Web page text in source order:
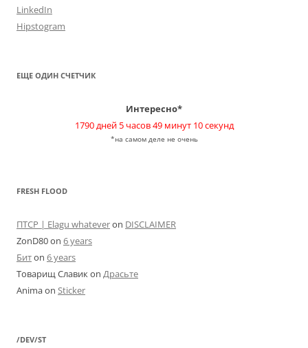
LinkedIn
Hipstogram
ЕЩЕ ОДИН СЧЕТЧИК
Интересно*
1790 дней 5 часов 49 минут 10 секунд
*на самом деле не очень
FRESH FLOOD
ПТСР | Elagu whateveron DISCLAIMER
ZonD80on 6 years
Битon 6 years
Товарищ Славикon Драсьте
Animaon Sticker
/DEV/ST